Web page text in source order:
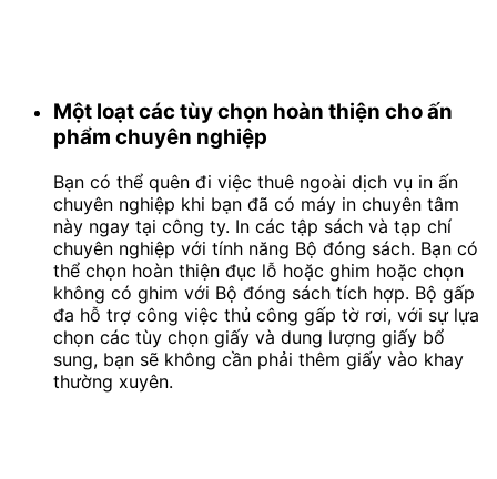
Một loạt các tùy chọn hoàn thiện cho ấn
phẩm chuyên nghiệp
Bạn có thể quên đi việc thuê ngoài dịch vụ in ấn
chuyên nghiệp khi bạn đã có máy in chuyên tâm
này ngay tại công ty. In các tập sách và tạp chí
chuyên nghiệp với tính năng Bộ đóng sách. Bạn có
thể chọn hoàn thiện đục lỗ hoặc ghim hoặc chọn
không có ghim với Bộ đóng sách tích hợp. Bộ gấp
đa hỗ trợ công việc thủ công gấp tờ rơi, với sự lựa
chọn các tùy chọn giấy và dung lượng giấy bổ
sung, bạn sẽ không cần phải thêm giấy vào khay
thường xuyên.